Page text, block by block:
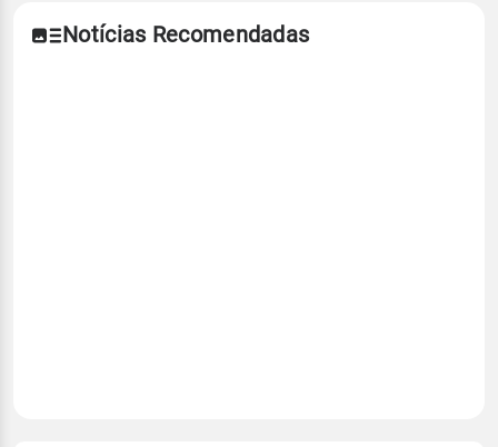
Notícias Recomendadas